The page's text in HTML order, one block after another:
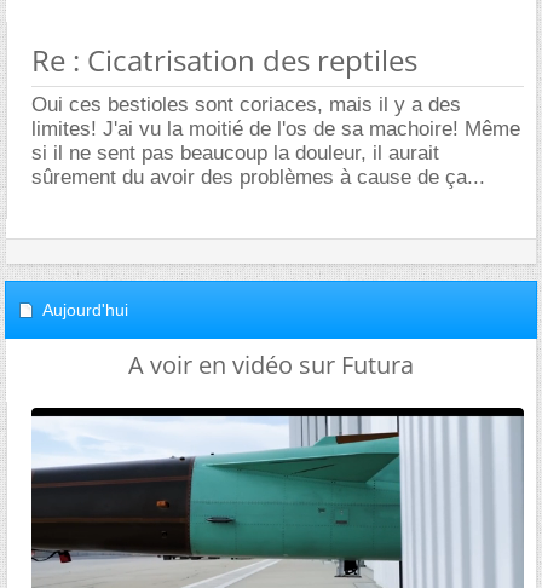
Re : Cicatrisation des reptiles
Oui ces bestioles sont coriaces, mais il y a des
limites! J'ai vu la moitié de l'os de sa machoire! Même
si il ne sent pas beaucoup la douleur, il aurait
sûrement du avoir des problèmes à cause de ça...
Aujourd'hui
A voir en vidéo sur Futura